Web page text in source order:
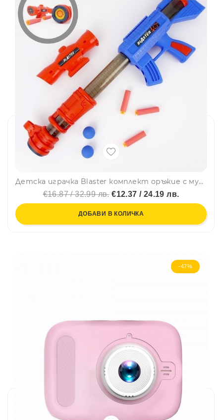
Детска играчка Blaster комплект оръжие с муниции и мерник 93-002
€16.87 / 32.99 лв.€12.37 / 24.19 лв.
ДОБАВИ В КОЛИЧКА
-47%